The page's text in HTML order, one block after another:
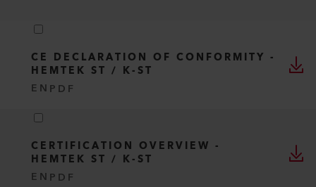
CE DECLARATION OF CONFORMITY -
HEMTEK ST / K-ST
EN PDF
CERTIFICATION OVERVIEW -
HEMTEK ST / K-ST
EN PDF